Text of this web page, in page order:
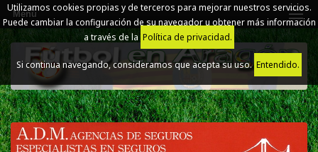
Utilizamos cookies propias y de terceros para mejorar nuestros servicios.
Puede cambiar la configuración de su navegador u obtener más información
a través de la Política de privacidad.
Si continua navegando, consideramos que acepta su uso.Entendido.
Menú